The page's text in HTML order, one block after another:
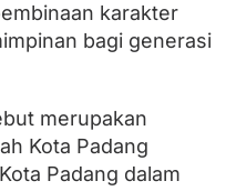
karakter
bagi generasi
merupakan
Kota Padang
Padang dalam